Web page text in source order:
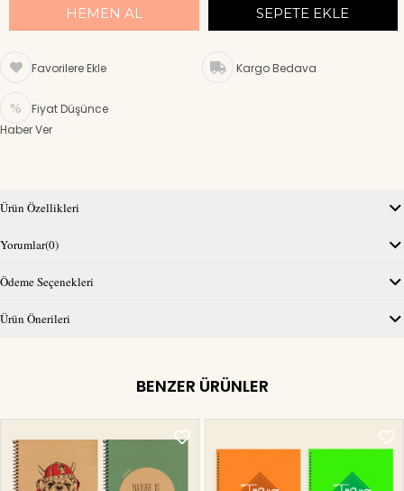
Favorilere Ekle Kargo Bedava
Fiyat Düşünce
Haber Ver
Ürün Özellikleri
Yorumlar(0)
Ödeme Seçenekleri
Ürün Önerileri
BENZER ÜRÜNLER